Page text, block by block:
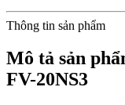
Thông tin sản phẩm
Mô tả sản
FV-20NS3